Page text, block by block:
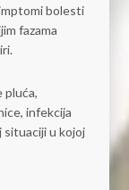
bolesti
fazama
pluća,
infekcija
situaciji u kojoj